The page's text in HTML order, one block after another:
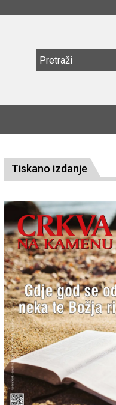
Tiskano izdanje